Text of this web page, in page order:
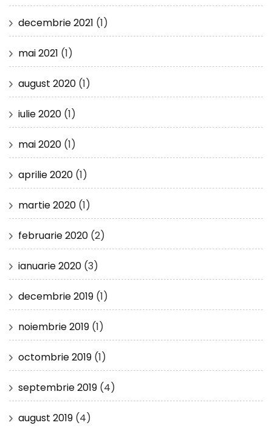
decembrie 2021 (1)
mai 2021 (1)
august 2020 (1)
iulie 2020 (1)
mai 2020 (1)
aprilie 2020 (1)
martie 2020 (1)
februarie 2020 (2)
ianuarie 2020 (3)
decembrie 2019 (1)
noiembrie 2019 (1)
octombrie 2019 (1)
septembrie 2019 (4)
august 2019 (4)